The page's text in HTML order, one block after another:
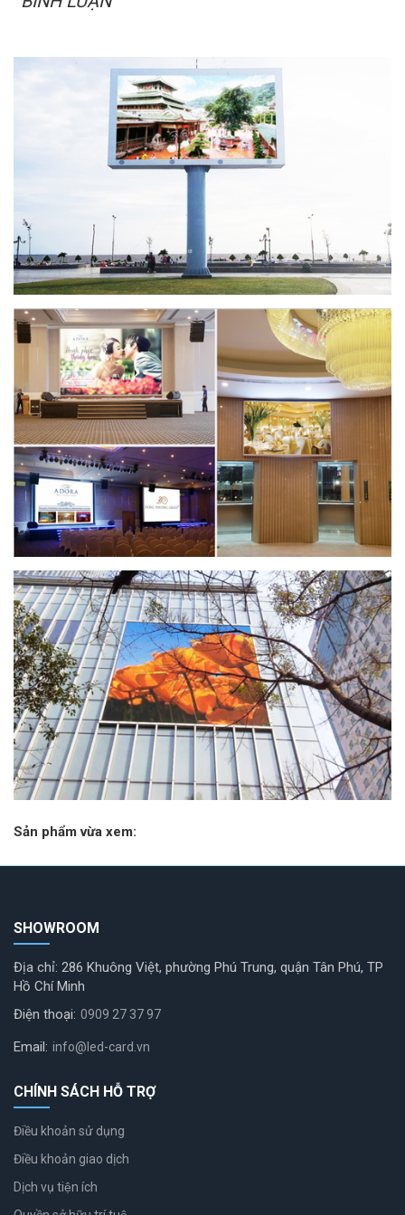
Sản phẩm vừa xem:
SHOWROOM
Địa chỉ: 286 Khuông Việt, phường Phú Trung, quận Tân Phú, TP
Hồ Chí Minh
Điện thoại: 0909 27 37 97
Email: info@led-card.vn
CHÍNH SÁCH HỖ TRỢ
Điều khoản sử dụng
Điều khoản giao dịch
Dịch vụ tiện ích